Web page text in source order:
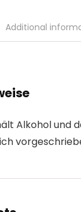
Additional
Alkohol und